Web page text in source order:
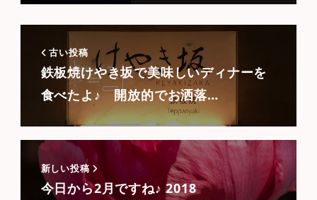
古い投稿
鉄板焼けやき坂で美味しいディナーを
食べたよ♪ 開放的でお洒落…
新しい投稿
今日から2月ですね♪ 2018